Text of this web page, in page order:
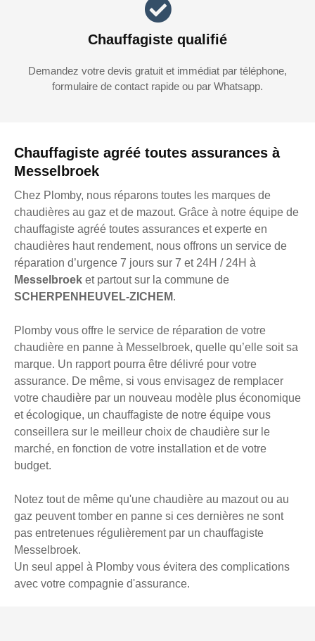
Chauffagiste agréé toutes assurances à
Messelbroek
Chez Plomby, nous réparons toutes les marques de
chaudières au gaz et de mazout. Grâce à notre équipe de
chauffagiste agréé toutes assurances et experte en
chaudières haut rendement, nous offrons un service de
réparation d’urgence 7 jours sur 7 et 24H / 24H à
Messelbroek et partout sur la commune de
SCHERPENHEUVEL-ZICHEM.
Plomby vous offre le service de réparation de votre
chaudière en panne à Messelbroek, quelle qu’elle soit sa
marque. Un rapport pourra être délivré pour votre
assurance. De même, si vous envisagez de remplacer
votre chaudière par un nouveau modèle plus économique
et écologique, un chauffagiste de notre équipe vous
conseillera sur le meilleur choix de chaudière sur le
marché, en fonction de votre installation et de votre
budget.
Notez tout de même qu'une chaudière au mazout ou au
gaz peuvent tomber en panne si ces dernières ne sont
pas entretenues régulièrement par un chauffagiste
Messelbroek.
Un seul appel à Plomby vous évitera des complications
avec votre compagnie d'assurance.
Chauffagiste qualifié
Demandez votre devis gratuit et immédiat par téléphone,
formulaire de contact rapide ou par Whatsapp.